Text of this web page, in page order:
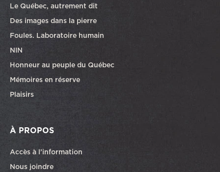
Le Québec, autrement dit
Des images dans la pierre
Foules. Laboratoire humain
NIN
Honneur au peuple du Québec
Mémoires en réserve
Plaisirs
À PROPOS
Accès à l’information
Nous joindre